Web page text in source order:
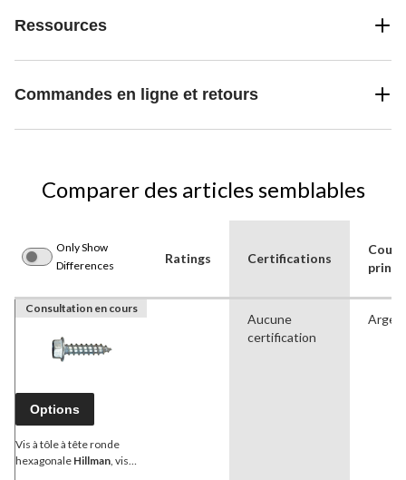
Ressources
Commandes en ligne et retours
Comparer des articles semblables
Only Show
Differences
Ratings Certifications
Consultation en cours
Options
Vis à tôle à tête ronde
hexagonale Hillman , vis
Aucune
certification